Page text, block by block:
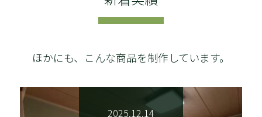
ほかにも、こんな商品を制作しています。
2025.12.14